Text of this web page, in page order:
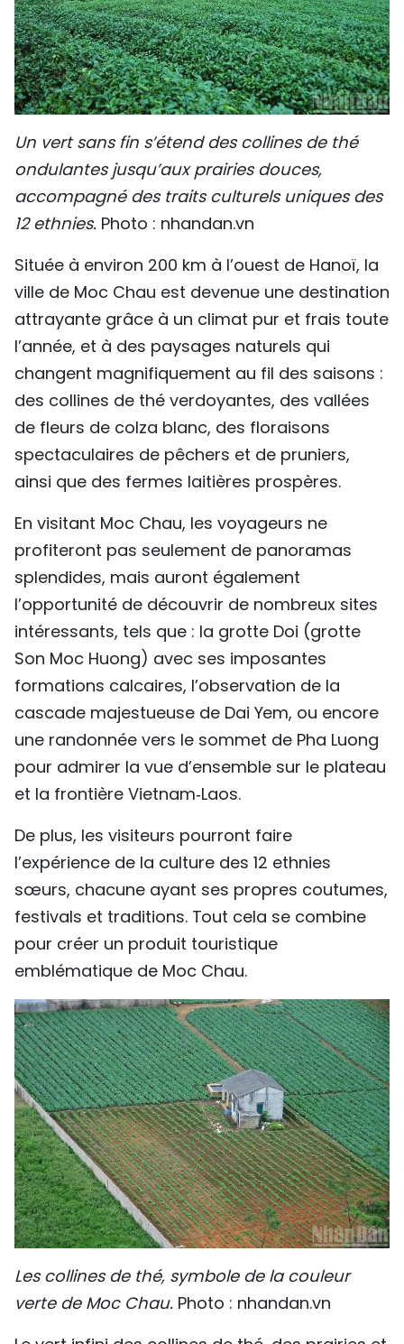
Un vert sans fin s’étend des collines de thé
ondulantes jusqu’aux prairies douces,
accompagné des traits culturels uniques des
12 ethnies. Photo : nhandan.vn
Située à environ 200 km à l’ouest de Hanoï, la
ville de Moc Chau est devenue une destination
attrayante grâce à un climat pur et frais toute
l’année, et à des paysages naturels qui
changent magnifiquement au fil des saisons :
des collines de thé verdoyantes, des vallées
de fleurs de colza blanc, des floraisons
spectaculaires de pêchers et de pruniers,
ainsi que des fermes laitières prospères.
En visitant Moc Chau, les voyageurs ne
profiteront pas seulement de panoramas
splendides, mais auront également
l’opportunité de découvrir de nombreux sites
intéressants, tels que : la grotte Doi (grotte
Son Moc Huong) avec ses imposantes
formations calcaires, l’observation de la
cascade majestueuse de Dai Yem, ou encore
une randonnée vers le sommet de Pha Luong
pour admirer la vue d’ensemble sur le plateau
et la frontière Vietnam‑Laos.
De plus, les visiteurs pourront faire
l’expérience de la culture des 12 ethnies
sœurs, chacune ayant ses propres coutumes,
festivals et traditions. Tout cela se combine
pour créer un produit touristique
emblématique de Moc Chau.
Les collines de thé, symbole de la couleur
verte de Moc Chau. Photo : nhandan.vn